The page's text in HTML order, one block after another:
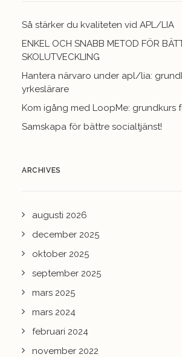
Så stärker du kvaliteten vid APL/LIA
ENKEL OCH SNABB METOD FÖR
SKOLUTVECKLING
Hantera närvaro under apl/lia:
yrkeslärare
Kom igång med LoopMe: grundkurs
Samskapa för bättre socialtjänst!
ARCHIVES
augusti 2026
december 2025
oktober 2025
september 2025
mars 2025
mars 2024
februari 2024
november 2022